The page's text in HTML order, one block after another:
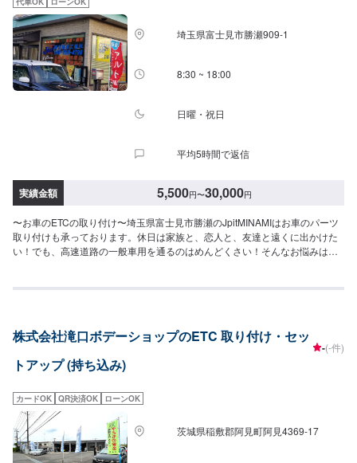
埼玉県富士見市勝瀬909‐1
8:30 ~ 18:00
日曜・祝日
平均5時間で返信
実績金額 5,500円〜30,000円
〜お車のETCの取り付け〜埼玉県富士見市勝瀬のJpitMINAMIはお車のパーツ
取り付けも承っております。休日は家族と、恋人と、友達と遠くに出かけた
い！でも、高速道路の一般車用を通るのはめんどくさい！そんなお悩みは
けられない、そんなご経験はありませんか？ジェイピットミナミでは、ネッ
【2】お見積り【3】お見積りにご納得いただければ作業開始【4】仕上がり
次第納車『代車について』代車をご用意しています。お車の作業中は代車を
ご利用ください。※代車の燃料代はお客様にご負担いただいております。『営
利なETC！平日空き有り！持ち込みの場合通常`○日`納車
株式会社滝口ボデーショップのETC 取り付け・セッ
トアップ (持ち込み)
-(-件)
カードOK QR決済OK ローンOK
茨城県稲敷郡阿見町阿見4369-17